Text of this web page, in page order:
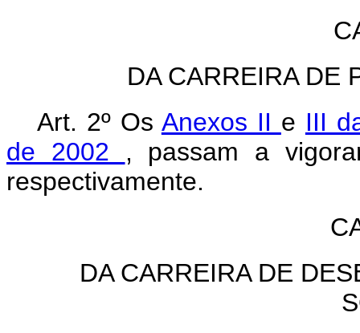
DA CARREIRA DE
Art. 2º Os Anexos II e III
de 2002 , passam a
respectivamente.
DA CARREIRA DE